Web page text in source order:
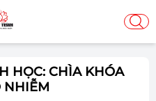
HỌC: CHÌA KHÓA
NHIỄM